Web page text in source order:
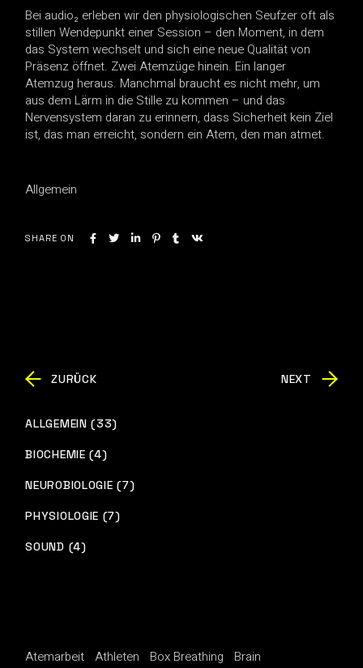
Bei audio₂ erleben wir den physiologischen Seufzer oft als
stillen Wendepunkt einer Session – den Moment, in dem
das System wechselt und sich eine neue Qualität von
Präsenz öffnet. Zwei Atemzüge hinein. Ein langer
Atemzug heraus. Manchmal braucht es nicht mehr, um
aus dem Lärm in die Stille zu kommen – und das
Nervensystem daran zu erinnern, dass Sicherheit kein Ziel
ist, das man erreicht, sondern ein Atem, den man atmet.
Allgemein
SHARE ON
ZURÜCK NEXT
ALLGEMEIN (33)
BIOCHEMIE (4)
NEUROBIOLOGIE (7)
PHYSIOLOGIE (7)
SOUND (4)
Atemarbeit Athleten Box Breathing
Brain